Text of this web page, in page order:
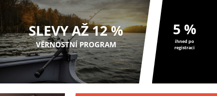
SLEVY AŽ 12 %
VĚRNOSTNÍ PROGRAM
5 %
ihned po
registraci